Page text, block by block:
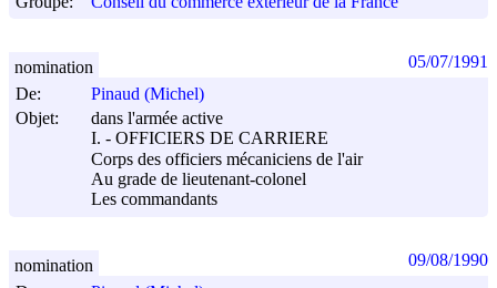
De:
Pinaud (Michel)
Objet:
dans l'armée active
I. - OFFICIERS DE CARRIERE
Corps des officiers mécaniciens de l'air
Au grade de lieutenant-colonel
Les commandants
nomination 05/07/1991
nomination 09/08/1990